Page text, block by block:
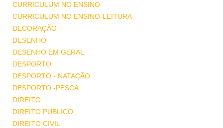
CURRICULUM NO ENSINO
CURRICULUM NO ENSINO-LEITURA
DECORAÇÃO
DESENHO
DESENHO EM GERAL
DESPORTO
DESPORTO - NATAÇÃO
DESPORTO -PESCA
DIREITO
DIREITO PUBLICO
DIREITO CIVIL